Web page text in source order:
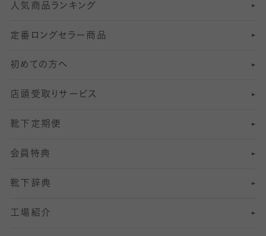
211デニールタイツ以上（防寒・厚手タイツ）
6 分丈レギンス
7 分丈 レギンス
8 分丈 レギンス
10分丈 レギンス
12分丈レギンス
13分丈レギンス
オールスルーストッキング
冠婚葬祭向けソックス・靴下
スーツカジュアルソックス・靴下
ロングホーズ
ゴルフソックス・靴下
サッカー・フットサル用ソックス
ヨガソックス・靴下
スポーツ用レッグウォーマー
SSサイズ（21～23cm）
Sサイズ（22～25cm）
Mサイズ（25～27cm）
Lサイズ（27～29cm）
インナーソックス
加圧・着圧ソックス
冷えとり靴下
着圧・加圧タイツ
むくみ対策
足の疲れ対策
足の臭い対策
冷え対策
人気商品ランキング
定番ロングセラー商品
初めての方へ
店頭受取りサービス
靴下定期便
会員特典
靴下辞典
工場紹介